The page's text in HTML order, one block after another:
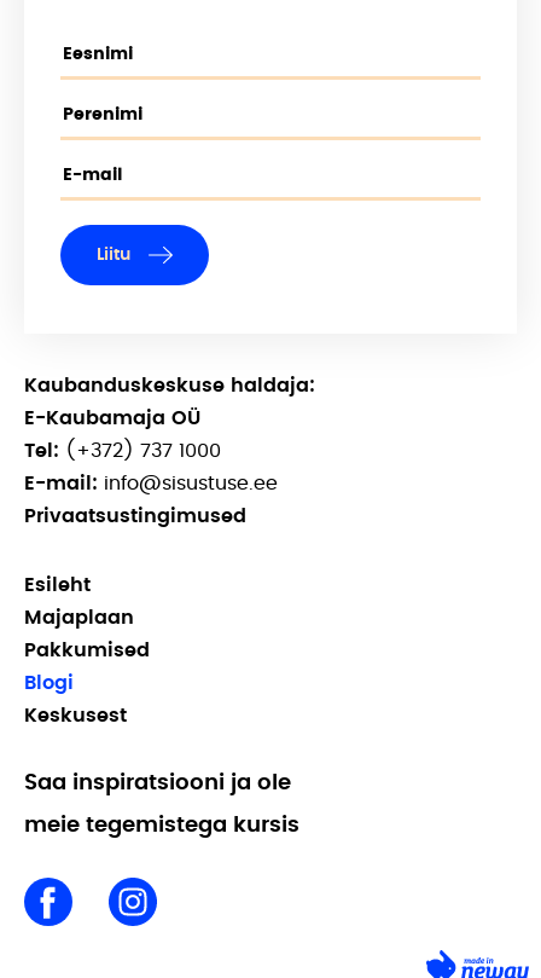
Liitu
Kaubanduskeskuse haldaja:
E-Kaubamaja OÜ
Tel: (+372) 737 1000
E-mail: info@sisustuse.ee
Privaatsustingimused
Esileht
Majaplaan
Pakkumised
Blogi
Keskusest
Saa inspiratsiooni ja ole
meie tegemistega kursis